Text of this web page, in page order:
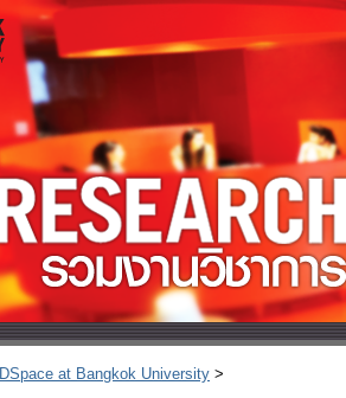
DSpace at Bangkok University >